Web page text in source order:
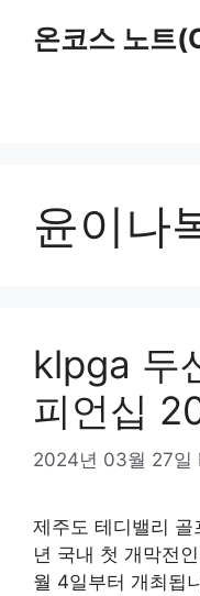
온코스 노트
윤이나
klpga 두
피언십
2024년 03월 27일
제주도 테디밸리
년 국내 첫 개막전
월 4일부터 개최됩